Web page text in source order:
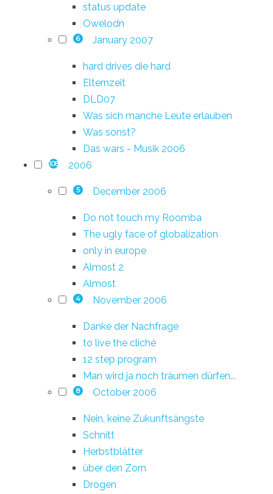
status update
Owelodn
6 January 2007
hard drives die hard
Elternzeit
DLD07
Was sich manche Leute erlauben
Was sonst?
Das wars - Musik 2006
108 2006
5 December 2006
Do not touch my Roomba
The ugly face of globalization
only in europe
Almost 2
Almost
4 November 2006
Danke der Nachfrage
to live the cliché
12 step program
Man wird ja noch träumen dürfen...
8 October 2006
Nein, keine Zukunftsängste
Schnitt
Herbstblätter
über den Zorn
Drogen